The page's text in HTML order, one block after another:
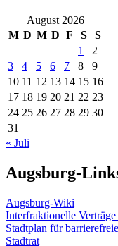
August 2026
M D M D F S
S
1
2
3
4 5 6 7 8
9
10 11 12 13 14 15 16
17 18 19 20 21 22 23
24 25 26 27 28 29 30
31
« Juli
Augsburg-
Augsburg-Wiki
Interfraktionelle
Stadtplan für
Stadtrat